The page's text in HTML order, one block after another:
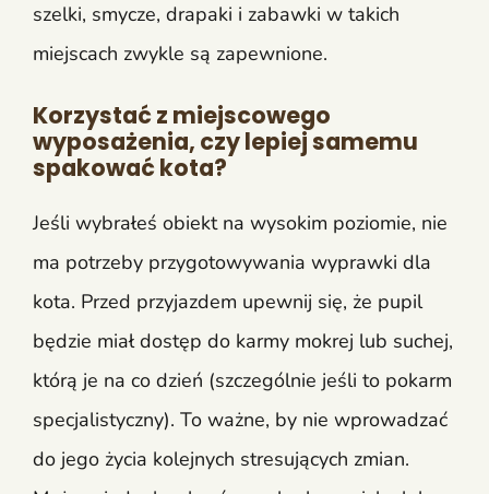
szelki, smycze, drapaki i zabawki w takich
miejscach zwykle są zapewnione.
Korzystać z miejscowego
wyposażenia, czy lepiej samemu
spakować kota?
Jeśli wybrałeś obiekt na wysokim poziomie, nie
ma potrzeby przygotowywania wyprawki dla
kota. Przed przyjazdem upewnij się, że pupil
będzie miał dostęp do karmy mokrej lub suchej,
którą je na co dzień (szczególnie jeśli to pokarm
specjalistyczny). To ważne, by nie wprowadzać
do jego życia kolejnych stresujących zmian.